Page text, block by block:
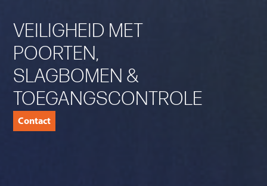
VEILIGHEID MET
POORTEN,
SLAGBOMEN &
TOEGANGSCONTROLE
Contact